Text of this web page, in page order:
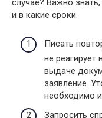
случае? Важно
и в какие сроки.
Писать
не реагирует
выдаче
заявление.
необходимо
Запросить